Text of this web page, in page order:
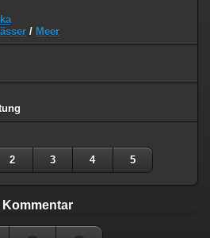
/ Meer
2 3 4 5
Kommentar